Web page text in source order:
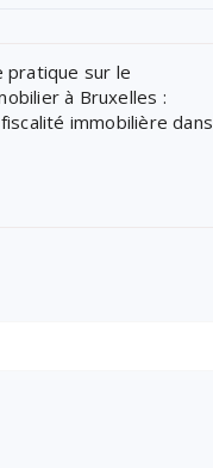
pratique sur le
à Bruxelles :
immobilière dans